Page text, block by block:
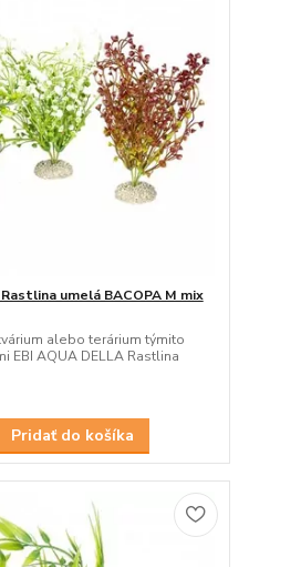
Rastlina umelá BACOPA M mix
alebo terárium týmito
EBI AQUA DELLA Rastlina
Pridať do košíka